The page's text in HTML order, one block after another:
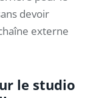
devoir
externe
le studio